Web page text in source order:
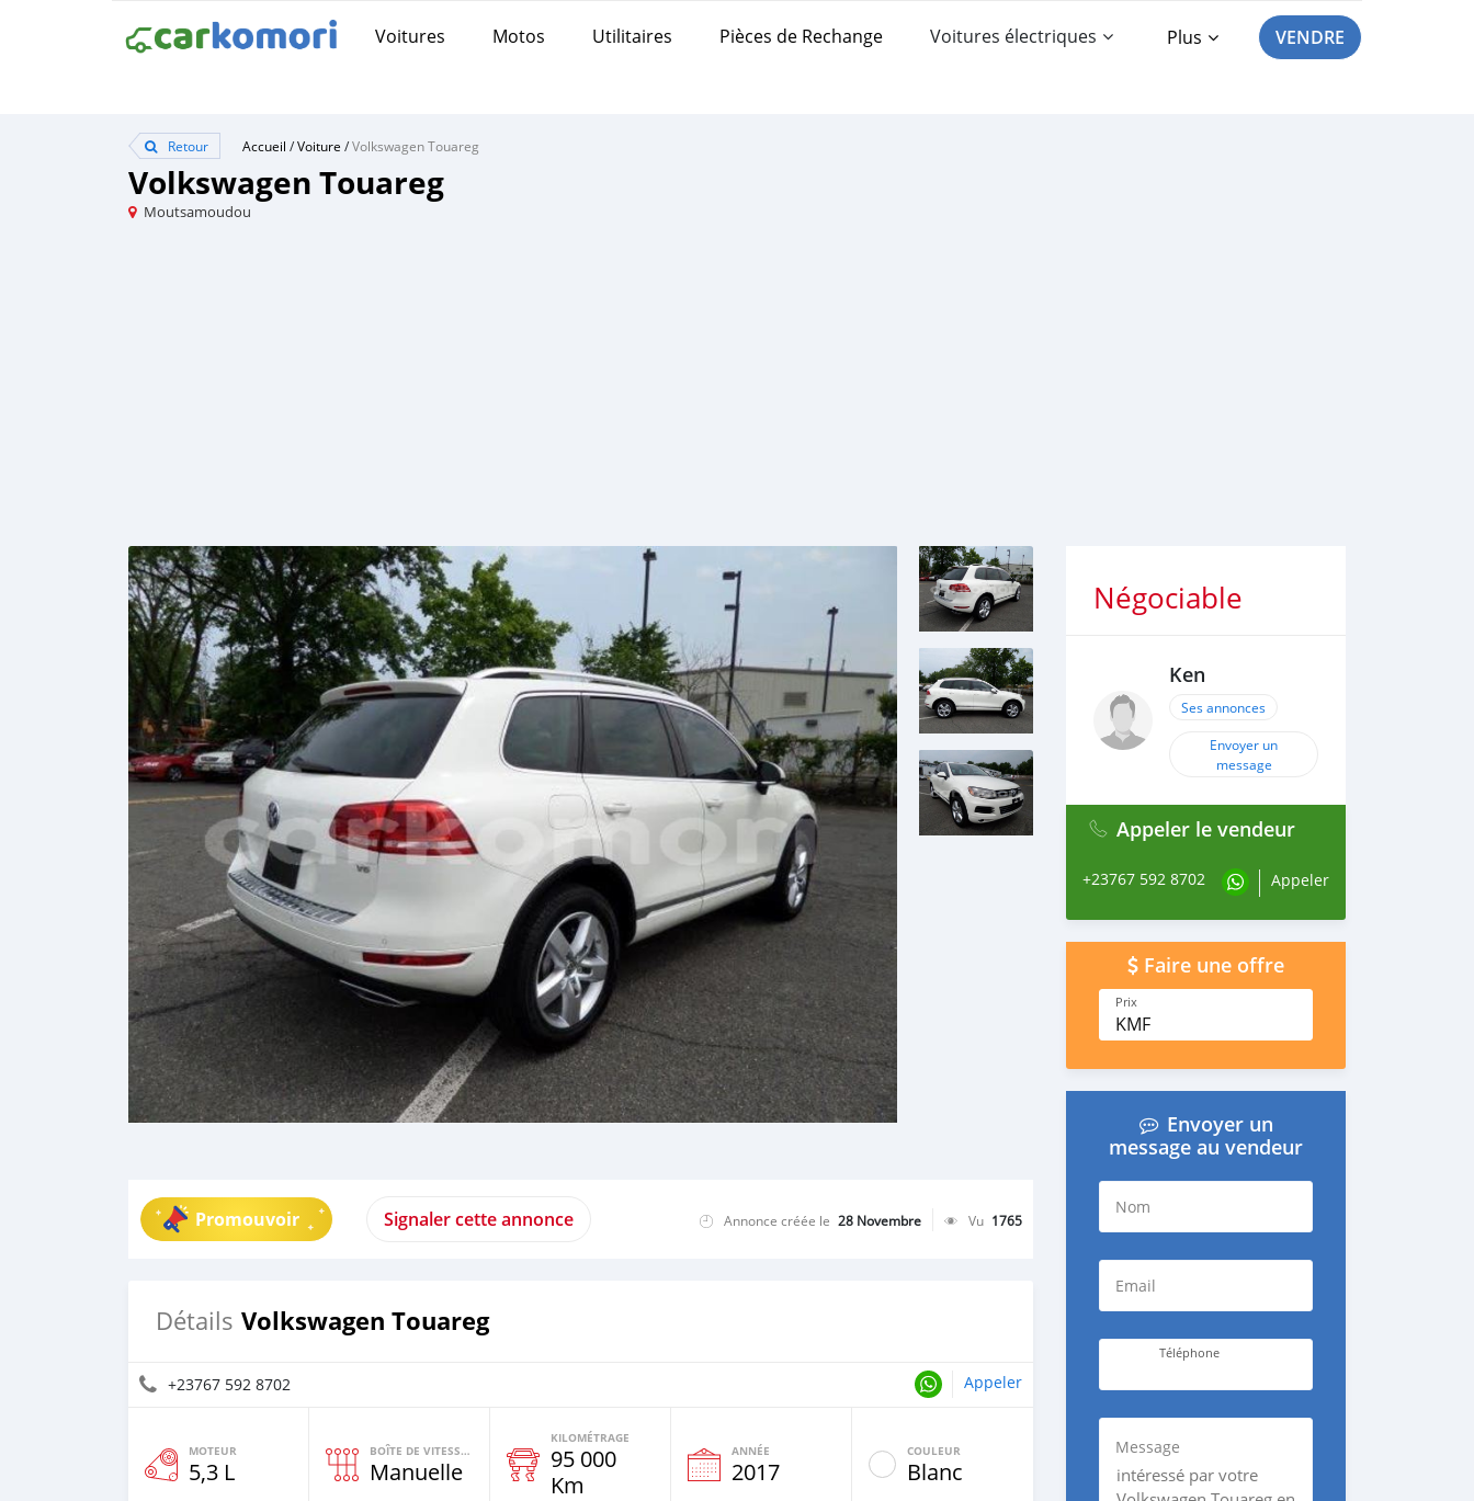
Voitures Motos Utilitaires Pièces de Rechange Voitures électriques Plus VENDRE
Retour Accueil /Voiture /Volkswagen Touareg
Volkswagen Touareg
Moutsamoudou
Promouvoir Signaler cette annonce Annonce créée le 28 Novembre Vu 1765
Détails Volkswagen Touareg
+23767 592 8702 Appeler
MOTEUR
5,3 L
BOÎTE DE VITESSES
Manuelle
KILOMÉTRAGE
95 000
Km
ANNÉE
2017
COULEUR
Blanc
Négociable
Ken
Ses annonces
Envoyer un
message
Appeler le vendeur
+23767 592 8702 Appeler
Faire une offre
Prix
KMF
Envoyer un
message au vendeur
Nom
Email
Téléphone
Message